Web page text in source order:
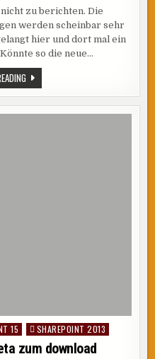
2013
–
NEUE
SCREENSHOTS
zu berichten. Die
werden scheinbar sehr
hier und dort mal ein
so die neue…
SHAREPOINT
2013
–
NEUE
SCREENSHOTS
15 SHAREPOINT 2013
zum download